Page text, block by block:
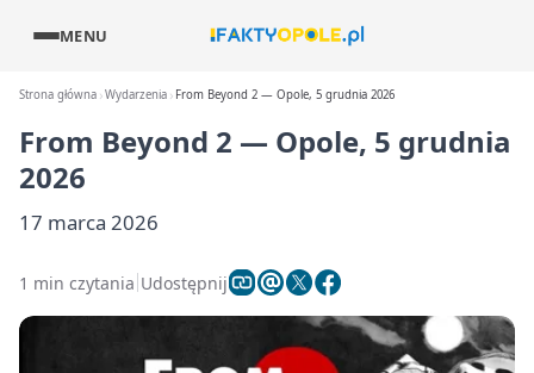
MENU
Strona główna Wydarzenia From Beyond 2 — Opole, 5 grudnia 2026
From Beyond 2 — Opole, 5 grudnia
2026
17 marca 2026
1 min czytania Udostępnij